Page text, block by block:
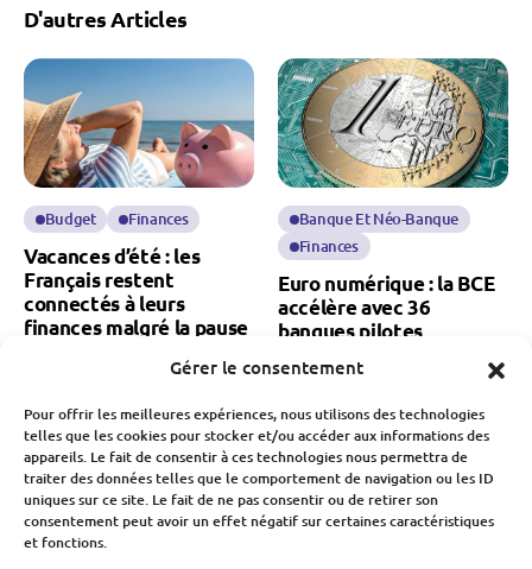
Gérer le consentement
Pour offrir les meilleures expériences, nous utilisons des technologies
telles que les cookies pour stocker et/ou accéder aux informations des
appareils. Le fait de consentir à ces technologies nous permettra de
traiter des données telles que le comportement de navigation ou les ID
uniques sur ce site. Le fait de ne pas consentir ou de retirer son
consentement peut avoir un effet négatif sur certaines caractéristiques
et fonctions.
D'autres Articles
Budget Finances
Vacances d’été : les
Français restent
connectés à leurs
finances malgré la pause
26 Juillet 2026
Banque Et Néo-Banque
Finances
Euro numérique : la BCE
accélère avec 36
banques pilotes
Fabien Monvoisin